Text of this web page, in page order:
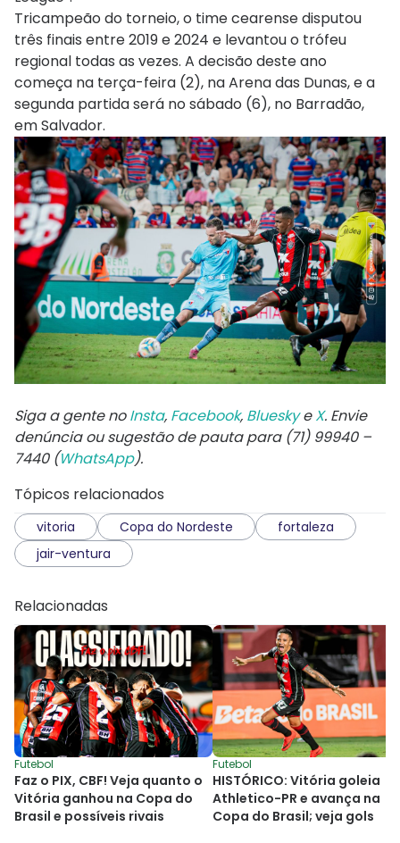
Tricampeão do torneio, o time cearense disputou
três finais entre 2019 e 2024 e levantou o trófeu
regional todas as vezes. A decisão deste ano
começa na terça-feira (2), na Arena das Dunas, e a
segunda partida será no sábado (6), no Barradão,
em Salvador.
Siga a gente noInsta, Facebook, BlueskyeX. Envie
denúncia ou sugestão de pauta para (71) 99940 –
7440 (WhatsApp).
Tópicos relacionados
vitoria Copa do Nordeste
fortaleza
jair-ventura
Relacionadas
Futebol
Faz o PIX, CBF! Veja quanto o
Vitória ganhou na Copa do
Brasil e possíveis rivais
Futebol
HISTÓRICO: Vitória goleia
Athletico-PR e avança na
Copa do Brasil; veja gols